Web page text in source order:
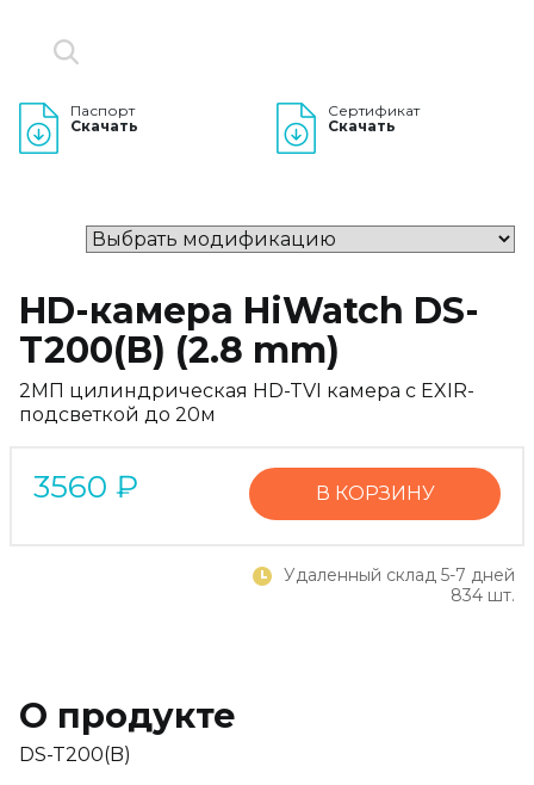
Паспорт
Скачать
Сертификат
Скачать
HD-камера HiWatch DS-
T200(B) (2.8 mm)
2МП цилиндрическая HD-TVI камера с EXIR-
подсветкой до 20м
3560 ₽ В КОРЗИНУ
Удаленный склад 5-7 дней
834 шт.
О продукте
DS-T200(B)